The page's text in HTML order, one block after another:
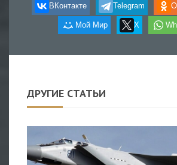
ВКонтакте Telegram
Мой Мир X
ДРУГИЕ СТАТЬИ